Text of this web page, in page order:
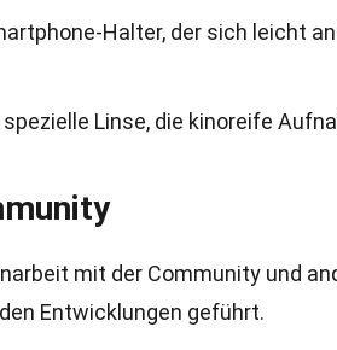
Halter, der sich leicht
Linse, die kinoreife
mit der Community und
Entwicklungen geführt.